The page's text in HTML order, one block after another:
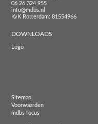
06 26 324 955
info@mdbs.nl
KvK Rotterdam: 81554966
DOWNLOADS
Logo
Sitemap
Voorwaarden
mdbs focus